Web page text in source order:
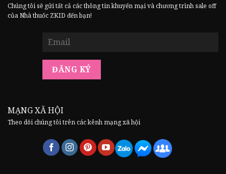
Chúng tôi sẽ gửi tất cả các thông tin khuyến mại và chương trình sale off
của Nhà thuốc ZKID đến bạn!
MẠNG XÃ HỘI
Theo dõi chúng tôi trên các kênh mạng xã hội